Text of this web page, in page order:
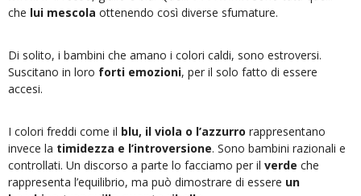
che lui mescola ottenendo così diverse sfumature.
Di solito, i bambini che amano i colori caldi, sono estroversi.
Suscitano in loro forti emozioni, per il solo fatto di essere
accesi.
I colori freddi come il blu, il viola o l’azzurro rappresentano
invece la timidezza e l’introversione. Sono bambini razionali e
controllati. Un discorso a parte lo facciamo per il verde che
rappresenta l’equilibrio, ma può dimostrare di essere un